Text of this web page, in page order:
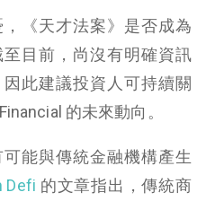
《天才法案》是否成為
目前，尚沒有明確資訊
此建議投資人可持續關
的未來動向。
能與傳統金融機構產生
Defi 的文章指出，傳統商